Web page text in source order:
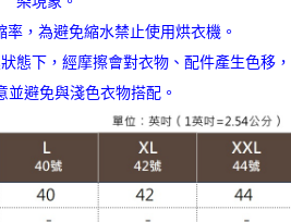
以上)免運費
率，為避免縮水禁止使用烘衣機。
態下，經摩擦會對衣物、配件產生色移，
並避免與淺色衣物搭配。